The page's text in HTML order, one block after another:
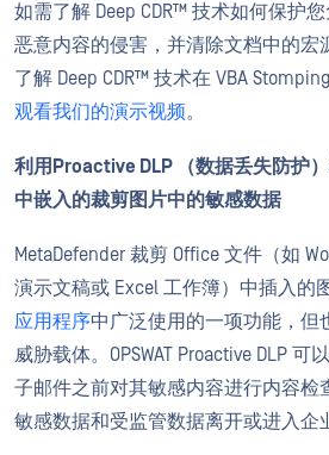
如需了解 Deep CDR™ 技术如何保护
恶意内容的侵害，并清除文档中的宏
了解 Deep CDR™ 技术在 VBA
观看我们的演示视频。
利用Proactive DLP （数据丢失防护
中嵌入的裁剪图片中的敏感数据
MetaDefender 裁剪 Office 文件（如
演示文稿或 Excel 工作簿）中插入的
应用程序中广泛使用的一项功能，但
威胁载体。OPSWAT Proactive DLP
子邮件之前对其敏感内容进行内容检
敏感数据和受监管数据离开或进入企